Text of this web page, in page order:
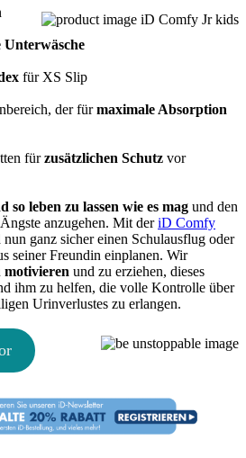
Unterwäsche
für XS Slip
der fürmaximale Absorption
fürzusätzlichen Schutz vor
so leben zu lassen wie es mag und den
anzugehen. Mit deriD Comfy
ganz sicher einen Schulausflug oder
seiner Freundin einplanen. Wir
motivieren und zu erziehen, dieses
ihm zu helfen, die volle Kontrolle über
Urinverlustes zu erlangen.